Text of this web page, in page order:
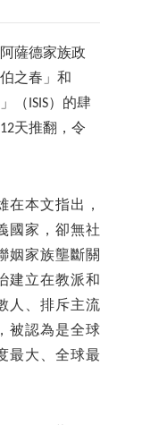
薩德家族政
之春」和
（ISIS）的肆
天推翻，令
在本文指出，
國家，卻無社
姻家族壟斷關
建立在教派和
人、排斥主流
被認為是全球
最大、全球最